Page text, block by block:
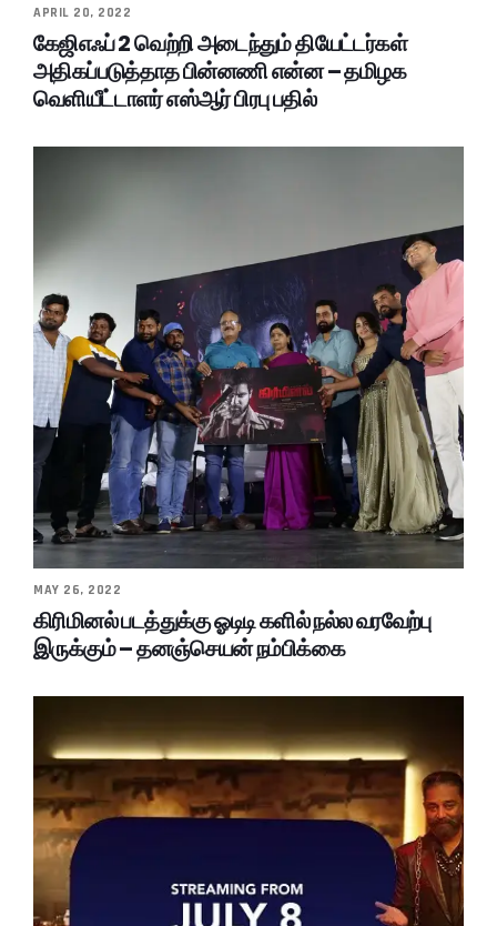
APRIL 20, 2022
கேஜிஎஃப் 2 வெற்றி அடைந்தும் தியேட்டர்கள்
அதிகப்படுத்தாத பின்னணி என்ன – தமிழக
வெளியீட்டாளர் எஸ்ஆர் பிரபு பதில்
MAY 26, 2022
கிரிமினல் படத்துக்கு ஓடிடி களில் நல்ல வரவேற்பு
இருக்கும் – தனஞ்செயன் நம்பிக்கை